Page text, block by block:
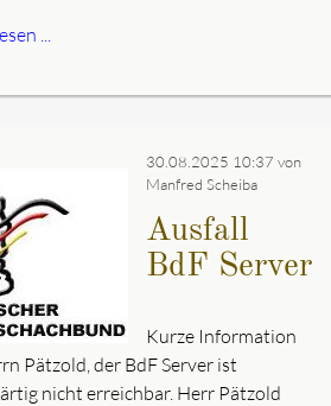
...
30.08.2025 10:37 von
Manfred Scheiba
Ausfall
BdF Server
Kurze Information
Pätzold, der BdF Server ist
nicht erreichbar. Herr Pätzold